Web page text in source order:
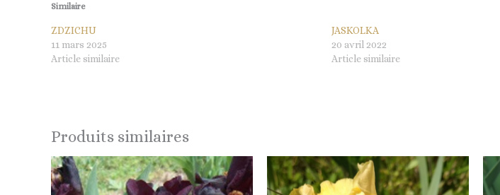
Similaire
ZDZICHU
11 mars 2025
Article similaire
JASKOLKA
20 avril 2022
Article similaire
Produits similaires